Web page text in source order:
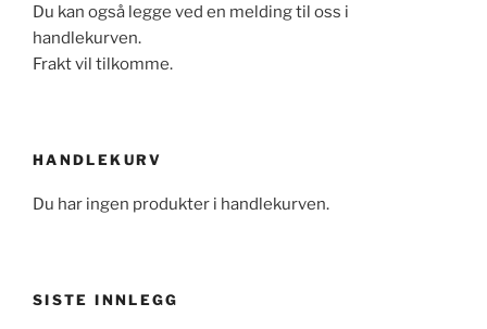
Du kan også legge ved en melding til oss i
handlekurven.
Frakt vil tilkomme.
HANDLEKURV
Du har ingen produkter i handlekurven.
SISTE INNLEGG